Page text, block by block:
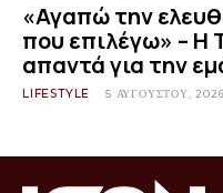
«Αγαπώ την
που επιλέγω» – Η
απαντά για την
LIFESTYLE 5 ΑΥΓΟΎΣΤΟΥ, 2026